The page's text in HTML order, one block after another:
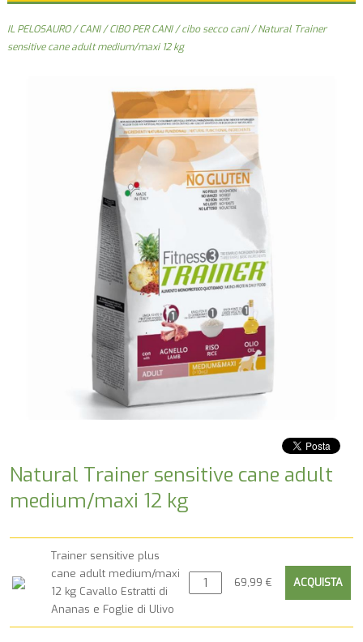
IL PELOSAURO/CANI/CIBO PER CANI/cibo secco cani/ Natural Trainer
sensitive cane adult medium/maxi 12 kg
Natural Trainer sensitive cane adult
medium/maxi 12 kg
Trainer sensitive plus
cane adult medium/maxi
12 kg Cavallo Estratti di
Ananas e Foglie di Ulivo
69,99 €